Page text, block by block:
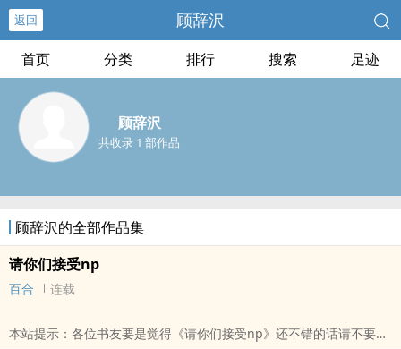
返回 顾辞沢
首页 分类 排行 搜索 足迹
顾辞沢
共收录 1 部作品
顾辞沢的全部作品集
请你们接受np
百合 连载
本站提示：各位书友要是觉得《请你们接受np》还不错的话请不要忘